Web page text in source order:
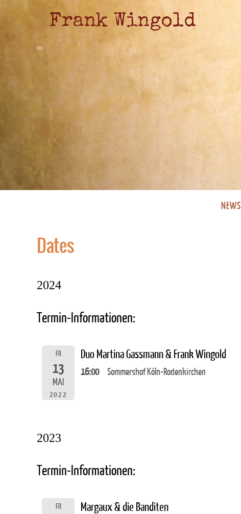
Frank Wingold
NEWS
Dates
2024
Termin-Informationen:
FR
13
MAI
2022
Duo Martina Gassmann & Frank Wingold
16:00 Sommershof Köln-Rodenkirchen
2023
Termin-Informationen:
FR Margaux & die Banditen